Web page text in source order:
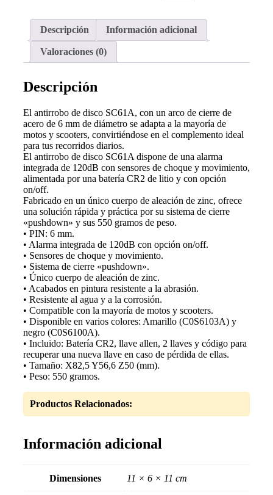
Descripción Información adicional
Valoraciones (0)
Descripción
El antirrobo de disco SC61A, con un arco de cierre de
acero de 6 mm de diámetro se adapta a la mayoría de
motos y scooters, convirtiéndose en el complemento ideal
para tus recorridos diarios.
El antirrobo de disco SC61A dispone de una alarma
integrada de 120dB con sensores de choque y movimiento,
alimentada por una batería CR2 de litio y con opción
on/off.
Fabricado en un único cuerpo de aleación de zinc, ofrece
una solución rápida y práctica por su sistema de cierre
«pushdown» y sus 550 gramos de peso.
• PIN: 6 mm.
• Alarma integrada de 120dB con opción on/off.
• Sensores de choque y movimiento.
• Sistema de cierre «pushdown».
• Único cuerpo de aleación de zinc.
• Acabados en pintura resistente a la abrasión.
• Resistente al agua y a la corrosión.
• Compatible con la mayoría de motos y scooters.
• Disponible en varios colores: Amarillo (C0S6103A) y
negro (C0S6100A).
• Incluido: Batería CR2, llave allen, 2 llaves y código para
recuperar una nueva llave en caso de pérdida de ellas.
• Tamaño: X82,5 Y56,6 Z50 (mm).
• Peso: 550 gramos.
Productos Relacionados:
Información adicional
Dimensiones 11 × 6 × 11 cm